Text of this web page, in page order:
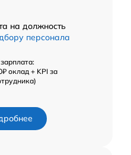
на должность
персонала
оклад + KPI за